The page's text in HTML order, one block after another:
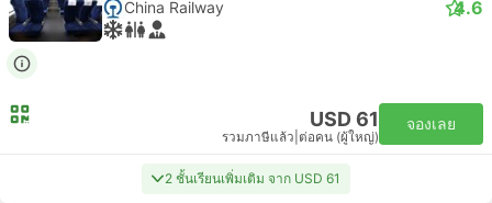
China Railway 4.6
USD 61
รวมภาษีแล้ว ต่อคน (ผู้ใหญ่)
จองเลย
2 ชั้นเรียนเพิ่มเติม จาก USD 61